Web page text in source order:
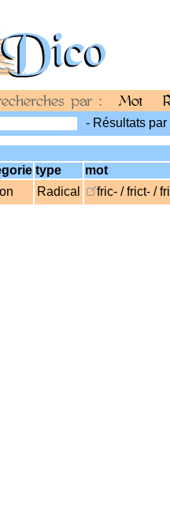
par : Mot
- Résultats
type
mot
Radical fric- / frict- /